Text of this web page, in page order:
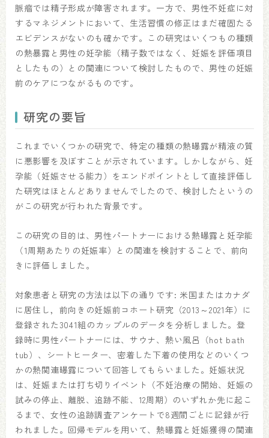
脈瘤では精子形成が障害されます。一方で、男性不妊症に対
するマネジメントにおいて、生活習慣の修正はまだ確固たる
エビデンスがないのも確かです。この研究はいくつもの種類
の熱暴露と男性の妊孕能（精子数ではなく、妊娠を評価項目
としたもの）との関連について検討したもので、男性の妊娠
前のケアにつながるものです。
研究の要旨
これまでいくつかの研究で、特定の種類の熱曝露が精液の質
に悪影響を及ぼすことが示されています。しかしながら、妊
孕能（妊娠させる能力）をエンドポイントとして直接評価し
た研究はほとんどありませんでしたので、検討したというの
がこの研究が行われた背景です。
この研究の目的は、男性パートナーにおける熱曝露と妊孕能
（1周期あたりの妊娠率）との関連を検討することで、前向
きに評価しました。
対象患者と研究の方法は以下の通りです: 米国またはカナダ
に居住し，前向きの妊娠前コホート研究（2013～2021年）に
登録された3041組のカップルのデータを分析しました。登
録時に男性パートナーには、サウナ、熱い風呂（hot bath
tub）、シートヒーター、密着した下着の使用などのいくつ
かの熱関連曝露について回答してもらいました。妊娠状況
は、妊娠または打ち切りイベント（不妊治療の開始、妊娠の
試みの停止、離脱、追跡不能、12周期）のいずれか先に起こ
るまで、女性の追跡調査アンケートで8週間ごとに記録が行
われました。回帰モデルを用いて、熱曝露と妊娠獲得の関連